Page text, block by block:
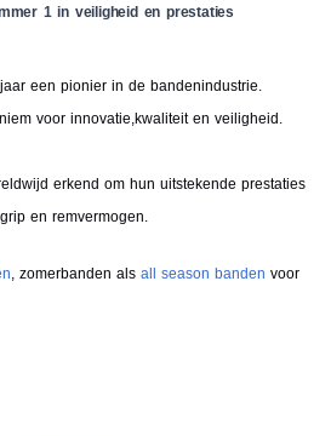
1 in veiligheid en prestaties
een pionier in de bandenindustrie.
voor innovatie,kwaliteit en veiligheid.
erkend om hun uitstekende prestaties
en remvermogen.
, zomerbanden als all season banden voor